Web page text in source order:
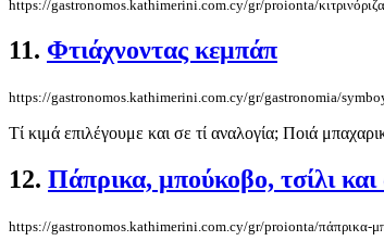
https://gastronomos.kathimerini.com.cy/gr/proionta/
11. Φτιάχνοντας κεμπάπ
https://gastronomos.kathimerini.com.cy/gr/gastronomia/
Τί κιμά επιλέγουμε και σε τί αναλογία; Ποιά
12. Πάπρικα, μπούκοβο, τσίλι και
https://gastronomos.kathimerini.com.cy/gr/proionta/πάπρικα-